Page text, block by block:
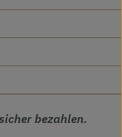
bezahlen.